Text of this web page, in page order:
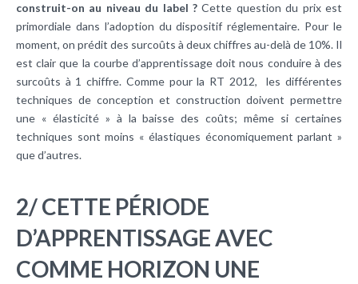
construit-on au niveau du label ? Cette question du prix est
primordiale dans l’adoption du dispositif réglementaire. Pour le
moment, on prédit des surcoûts à deux chiffres au-delà de 10%. Il
est clair que la courbe d’apprentissage doit nous conduire à des
surcoûts à 1 chiffre. Comme pour la RT 2012, les différentes
techniques de conception et construction doivent permettre
une « élasticité » à la baisse des coûts; même si certaines
techniques sont moins « élastiques économiquement parlant »
que d’autres.
2/ CETTE PÉRIODE
D’APPRENTISSAGE AVEC
COMME HORIZON UNE